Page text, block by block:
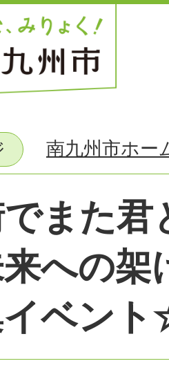
南九州市ホー
また君
来への
イベン